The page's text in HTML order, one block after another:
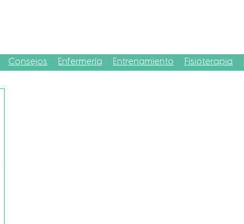
Consejos Enfermería Entrenamiento Fisioterapia